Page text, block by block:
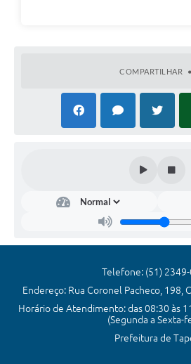
COMPARTILHAR
Telefone: (51)
Endereço: Rua Coronel Pacheco, 198,
Horário de Atendimento: das 08:30 às
(Segunda a Sexta-
Prefeitura de